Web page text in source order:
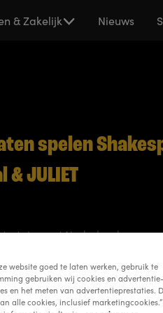
& Zakelijk Nieuws
spelen
JULIET
Nederland
website goed te laten werken, gebruik te
gebruiken wij cookies en advertentie-
en het meten van advertentieprestaties.
alle cookies, inclusief marketingcookies.”